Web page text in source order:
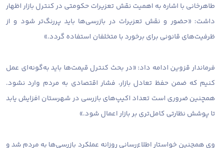
طاهرخانی با اشاره به اهمیت نقش تعزیرات حکومتی در کنترل بازار اظهار
داشت: «حضور و نقش تعزیرات در بازرسی‌ها باید پررنگ‌تر شود و از
ظرفیت‌های قانونی برای برخورد با متخلفان استفاده گردد.»
فرماندار قزوین ادامه داد: «در بحث کنترل قیمت‌ها باید به‌گونه‌ای عمل
کنیم که ضمن حفظ تعادل بازار، فشار اقتصادی به مردم وارد نشود.
همچنین ضروری است تعداد اکیپ‌های بازرسی در شهرستان افزایش یابد
تا پوشش نظارتی کامل‌تری بر بازار اعمال شود.»
وی همچنین خواستار اطلاع‌رسانی روزانه عملکرد بازرسی‌ها به مردم شد و